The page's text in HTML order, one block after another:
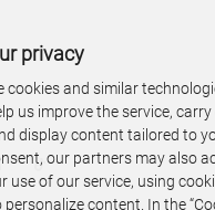
privacy
cookies and similar
us improve the service,
display content tailored to
our partners may also
use of our service, using
content. In the